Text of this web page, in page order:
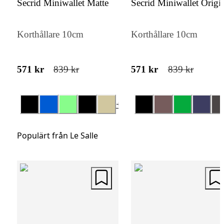
daglig användning. Denna design är
kompromissa på stil.
Secrid Miniwallet Matte
Korthållare 10cm
571 kr 839 kr
+
Secrid Miniwallet
Korthållare 10cm
571 kr 839 kr
Populärt från Le Salle